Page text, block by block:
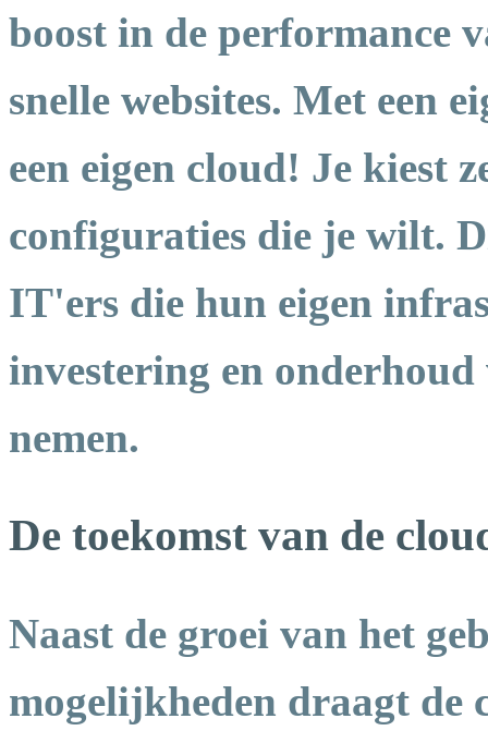
boost in de performance
snelle websites. Met een
een eigen cloud! Je kiest
configuraties die je wilt.
IT'ers die hun eigen
investering en
nemen.
De toekomst van de
Naast de groei van het
mogelijkheden draagt de